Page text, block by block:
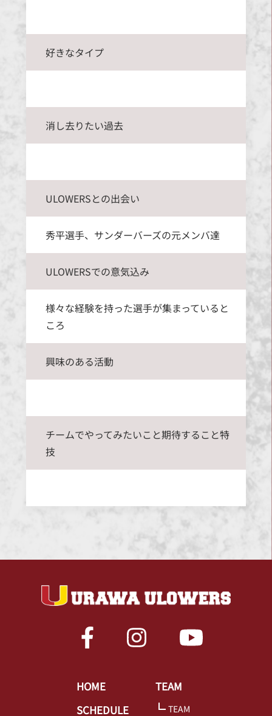
好きなタイプ
消し去りたい過去
ULOWERSとの出会い
秀平選手、サンダーバーズの元メンバ達
ULOWERSでの意気込み
様々な経験を持った選手が集まっていると
ころ
興味のある活動
チームでやってみたいこと期待すること特
技
HOME
SCHEDULE
TEAM
TEAM